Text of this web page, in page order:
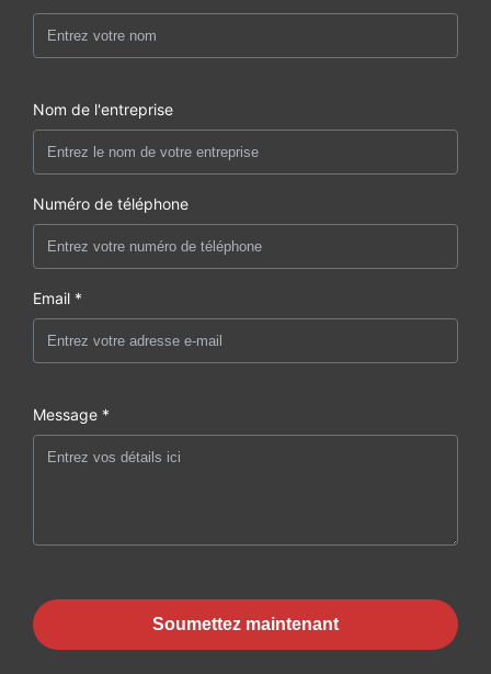
Nom de l'entreprise
Numéro de téléphone
Email *
Message *
Soumettez maintenant